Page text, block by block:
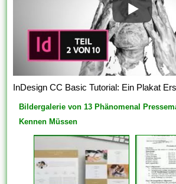
InDesign CC Basic Tutorial: Ein Plakat
Bildergalerie von 13 Phänomenal
Kennen Müssen